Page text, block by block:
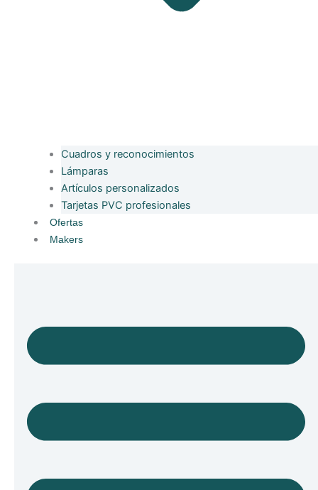
Cuadros y reconocimientos
Lámparas
Artículos personalizados
Tarjetas PVC profesionales
Ofertas
Makers